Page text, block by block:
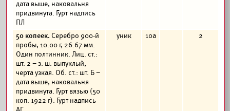
дата выше, наковальня
придвинута. Гурт надпись
ПЛ
50 копеек. Серебро 900-й
пробы, 10.00 г, 26.67 мм.
Один полтинник. Лиц. ст.:
шт. 2 – з. ш. выпуклый,
черта узкая. Об. ст.: шт. Б –
дата выше, наковальня
придвинута. Гурт вязью (50
коп. 1922 г). Гурт надпись
уник 10а 2